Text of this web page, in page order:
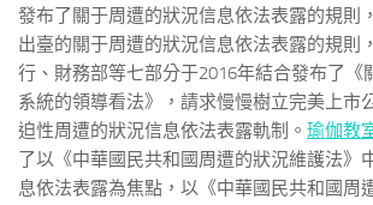
發布了關于周遭的狀況信息依法表露的規則
出臺的關于周遭的狀況信息依法表露的規則
行、財務部等七部分于2016年結合發布了《
系統的領導看法》，請求慢慢樹立完美上市
迫性周遭的狀況信息依法表露軌制。 瑜伽教
了以《中華國民共和國周遭的狀況維護法》
息依法表露為焦點，以《中華國民共和國周